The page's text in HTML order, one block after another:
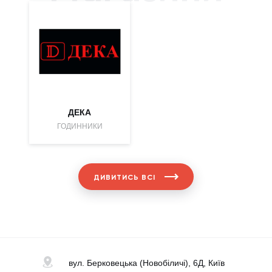
ДЕКА
ГОДИННИКИ
ДИВИТИСЬ ВСІ
вул. Берковецька (Новобіличі), 6Д, Київ